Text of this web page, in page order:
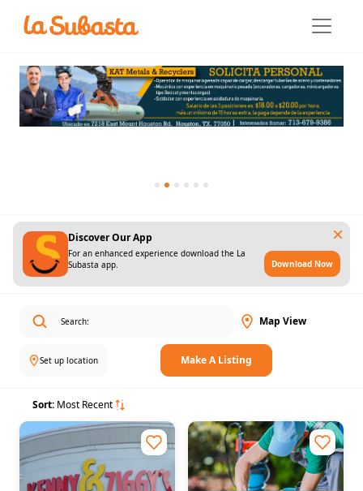
Discover Our App
For an enhanced experience download the La
Subasta app.
Download Now
Map View
Set up location Make A Listing
Sort: Most Recent